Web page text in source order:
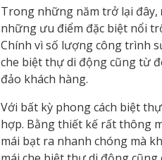
Trong những năm trở lại đây,
những ưu điểm đặc biệt nổi
Chính vì số lượng công trình
che biệt thự di động cũng từ
đảo khách hàng.
Với bất kỳ phong cách biệt
hợp. Bằng thiết kế rất thông
mái bạt ra nhanh chóng mà